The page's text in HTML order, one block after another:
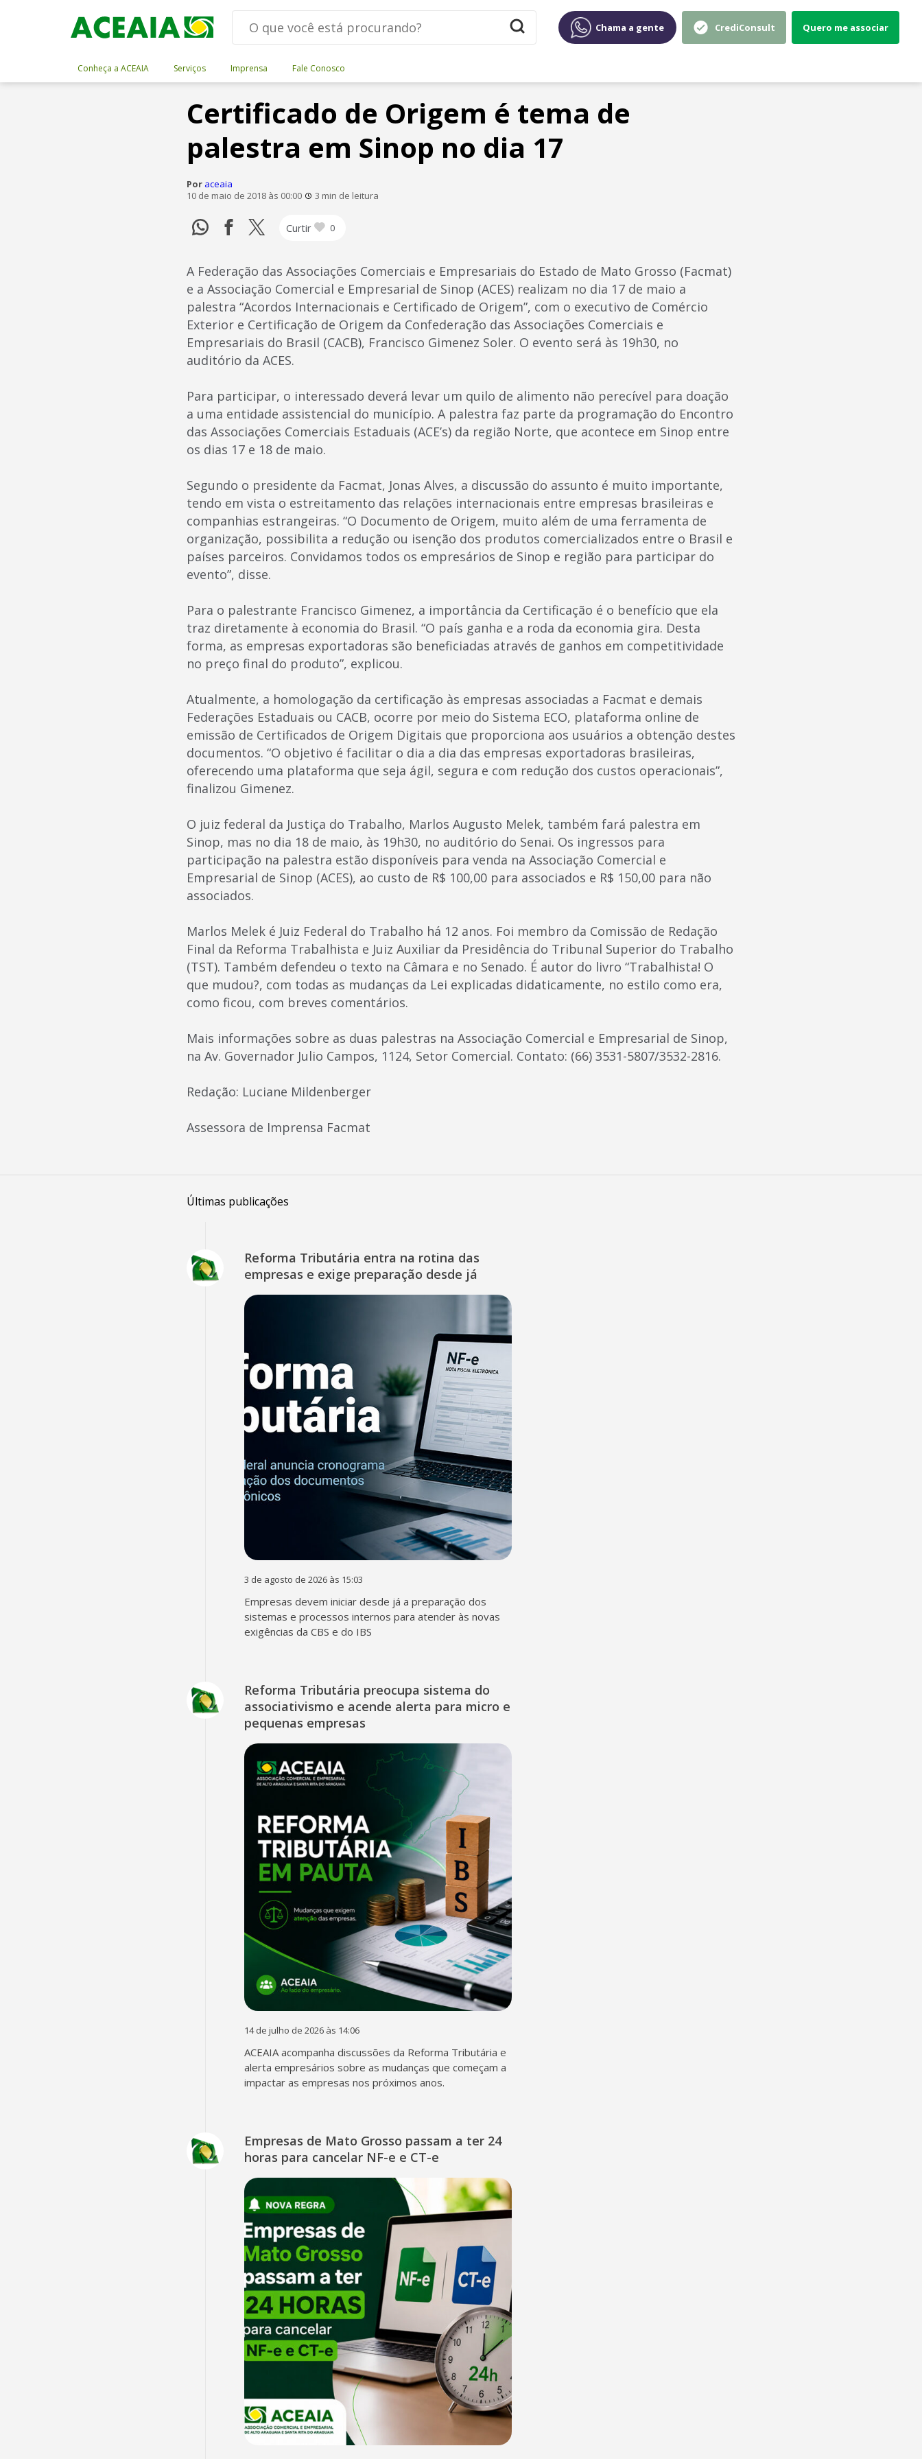
Chama a gente CrediConsult Quero me associar
Conheça a ACEAIA Serviços Imprensa Fale Conosco
Certificado de Origem é tema de
palestra em Sinop no dia 17
Por aceaia
10 de maio de 2018 às 00:00
3 min de leitura
Curtir 0
A Federação das Associações Comerciais e Empresariais do Estado de Mato Grosso (Facmat)
e a Associação Comercial e Empresarial de Sinop (ACES) realizam no dia 17 de maio a
palestra “Acordos Internacionais e Certificado de Origem”, com o executivo de Comércio
Exterior e Certificação de Origem da Confederação das Associações Comerciais e
Empresariais do Brasil (CACB), Francisco Gimenez Soler. O evento será às 19h30, no
auditório da ACES.
Para participar, o interessado deverá levar um quilo de alimento não perecível para doação
a uma entidade assistencial do município. A palestra faz parte da programação do Encontro
das Associações Comerciais Estaduais (ACE’s) da região Norte, que acontece em Sinop entre
os dias 17 e 18 de maio.
Segundo o presidente da Facmat, Jonas Alves, a discussão do assunto é muito importante,
tendo em vista o estreitamento das relações internacionais entre empresas brasileiras e
companhias estrangeiras. “O Documento de Origem, muito além de uma ferramenta de
organização, possibilita a redução ou isenção dos produtos comercializados entre o Brasil e
países parceiros. Convidamos todos os empresários de Sinop e região para participar do
evento”, disse.
Para o palestrante Francisco Gimenez, a importância da Certificação é o benefício que ela
traz diretamente à economia do Brasil. “O país ganha e a roda da economia gira. Desta
forma, as empresas exportadoras são beneficiadas através de ganhos em competitividade
no preço final do produto”, explicou.
Atualmente, a homologação da certificação às empresas associadas a Facmat e demais
Federações Estaduais ou CACB, ocorre por meio do Sistema ECO, plataforma online de
emissão de Certificados de Origem Digitais que proporciona aos usuários a obtenção destes
documentos. “O objetivo é facilitar o dia a dia das empresas exportadoras brasileiras,
oferecendo uma plataforma que seja ágil, segura e com redução dos custos operacionais”,
finalizou Gimenez.
O juiz federal da Justiça do Trabalho, Marlos Augusto Melek, também fará palestra em
Sinop, mas no dia 18 de maio, às 19h30, no auditório do Senai. Os ingressos para
participação na palestra estão disponíveis para venda na Associação Comercial e
Empresarial de Sinop (ACES), ao custo de R$ 100,00 para associados e R$ 150,00 para não
associados.
Marlos Melek é Juiz Federal do Trabalho há 12 anos. Foi membro da Comissão de Redação
Final da Reforma Trabalhista e Juiz Auxiliar da Presidência do Tribunal Superior do Trabalho
(TST). Também defendeu o texto na Câmara e no Senado. É autor do livro “Trabalhista! O
que mudou?, com todas as mudanças da Lei explicadas didaticamente, no estilo como era,
como ficou, com breves comentários.
Mais informações sobre as duas palestras na Associação Comercial e Empresarial de Sinop,
na Av. Governador Julio Campos, 1124, Setor Comercial. Contato: (66) 3531-5807/3532-2816.
Redação: Luciane Mildenberger
Assessora de Imprensa Facmat
Últimas publicações
Reforma Tributária entra na rotina das
empresas e exige preparação desde já
3 de agosto de 2026 às 15:03
Empresas devem iniciar desde já a preparação dos
sistemas e processos internos para atender às novas
exigências da CBS e do IBS
Reforma Tributária preocupa sistema do
associativismo e acende alerta para micro e
pequenas empresas
14 de julho de 2026 às 14:06
ACEAIA acompanha discussões da Reforma Tributária e
alerta empresários sobre as mudanças que começam a
impactar as empresas nos próximos anos.
Empresas de Mato Grosso passam a ter 24
horas para cancelar NF-e e CT-e